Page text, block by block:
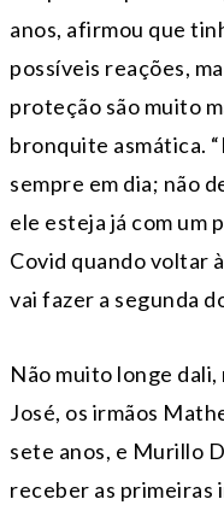
anos, afirmou que
possíveis reações,
proteção são muito
bronquite asmática.
sempre em dia; não
ele esteja já com um
Covid quando voltar
vai fazer a segunda
Não muito longe dali,
José, os irmãos
sete anos, e Murillo
receber as primeiras